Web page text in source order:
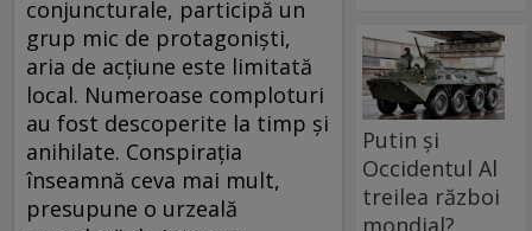
conjuncturale, participă un
grup mic de protagonişti,
aria de acţiune este limitată
local. Numeroase comploturi
au fost descoperite la timp şi
anihilate. Conspiraţia
înseamnă ceva mai mult,
presupune o urzeală
Putin și
Occidentul Al
treilea război
mondial?